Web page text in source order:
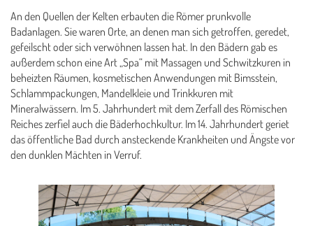
An den Quellen der Kelten erbauten die Römer prunkvolle
Badanlagen. Sie waren Orte, an denen man sich getroffen, geredet,
gefeilscht oder sich verwöhnen lassen hat. In den Bädern gab es
außerdem schon eine Art „Spa“ mit Massagen und Schwitzkuren in
beheizten Räumen, kosmetischen Anwendungen mit Bimsstein,
Schlammpackungen, Mandelkleie und Trinkkuren mit
Mineralwässern. Im 5. Jahrhundert mit dem Zerfall des Römischen
Reiches zerfiel auch die Bäderhochkultur. Im 14. Jahrhundert geriet
das öffentliche Bad durch ansteckende Krankheiten und Ängste vor
den dunklen Mächten in Verruf.